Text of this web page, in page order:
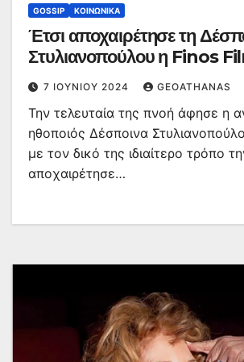
GOSSIP ΚΟΙΝΩΝΙΚΆ
Έτσι αποχαιρέτησε τη
Στυλιανοπούλου η Finos
7 ΙΟΥΝΊΟΥ 2024 GEOATHANAS
Την τελευταία της πνοή άφησε η
ηθοποιός Δέσποινα
με τον δικό της ιδιαίτερο τρόπο
αποχαιρέτησε…